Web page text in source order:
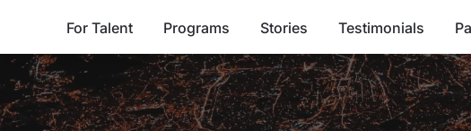
For Talent Programs Stories Testimonials